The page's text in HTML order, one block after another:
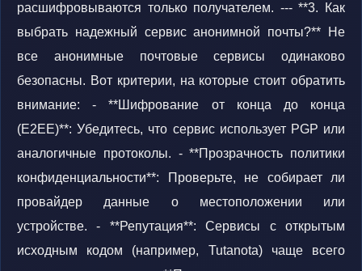
расшифровываются только получателем. --- **3. Как
выбрать надежный сервис анонимной почты?** Не
все анонимные почтовые сервисы одинаково
безопасны. Вот критерии, на которые стоит обратить
внимание: - **Шифрование от конца до конца
(E2EE)**: Убедитесь, что сервис использует PGP или
аналогичные протоколы. - **Прозрачность политики
конфиденциальности**: Проверьте, не собирает ли
провайдер данные о местоположении или
устройстве. - **Репутация**: Сервисы с открытым
исходным кодом (например, Tutanota) чаще всего